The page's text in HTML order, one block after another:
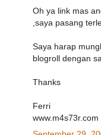
Oh ya link mas
,saya pasang
Saya harap
blogroll dengan
Thanks
Ferri
www.m4s73r.com